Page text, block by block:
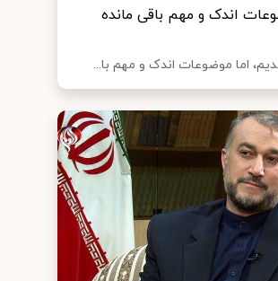
اندک و مهم باقی مانده
اما موضوعات اندک و مهم با...